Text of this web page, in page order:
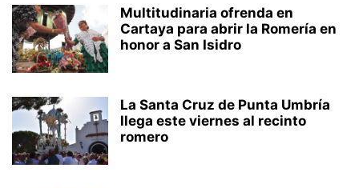
Multitudinaria ofrenda en
Cartaya para abrir la Romería en
honor a San Isidro
La Santa Cruz de Punta Umbría
llega este viernes al recinto
romero